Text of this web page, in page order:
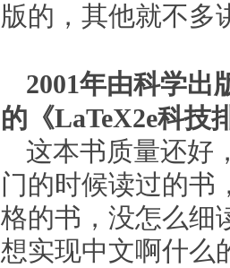
版的，其他就不多
2001年由科学出
的《LaTeX2e科技
这本书质量还好
门的时候读过的书
格的书，没怎么细
想实现中文啊什么